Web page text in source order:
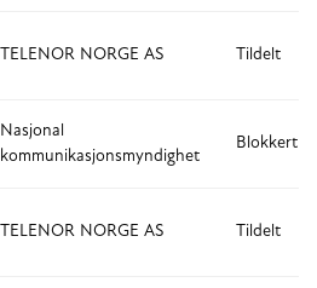
TELENOR NORGE AS Tildelt
Nasjonal
kommunikasjonsmyndighet
Blokkert
TELENOR NORGE AS Tildelt